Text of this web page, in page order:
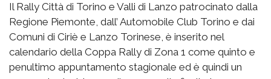
Il Rally Città di Torino e Valli di Lanzo patrocinato dalla
Regione Piemonte, dall’ Automobile Club Torino e dai
Comuni di Ciriè e Lanzo Torinese, è inserito nel
calendario della Coppa Rally di Zona 1 come quinto e
penultimo appuntamento stagionale ed è quindi un